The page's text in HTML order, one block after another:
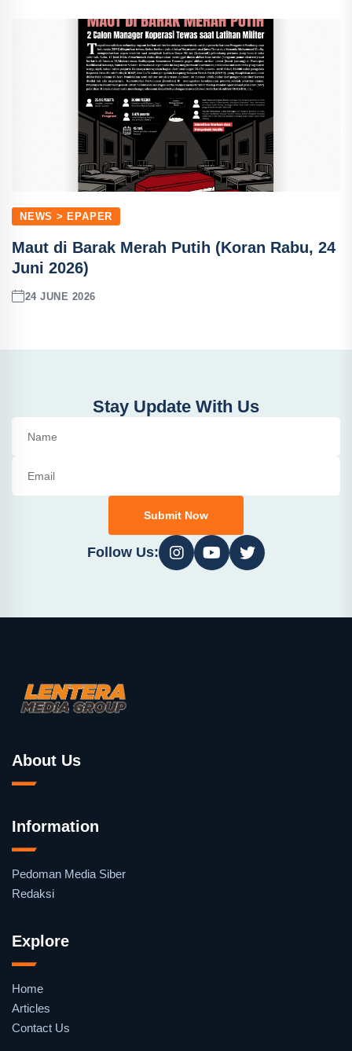
NEWS > EPAPER
Maut di Barak Merah Putih (Koran Rabu, 24
Juni 2026)
24 JUNE 2026
Stay Update With Us
Submit Now
Follow Us:
About Us
Information
Pedoman Media Siber
Redaksi
Explore
Home
Articles
Contact Us